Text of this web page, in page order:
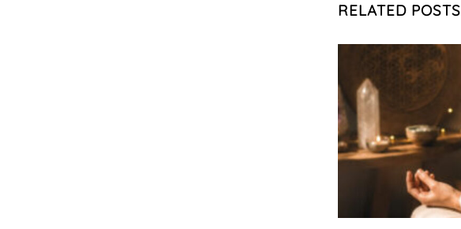
RELATED POSTS